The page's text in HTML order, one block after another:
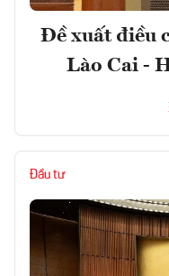
Đề xuất điều
Lào Cai -
Đầu tư